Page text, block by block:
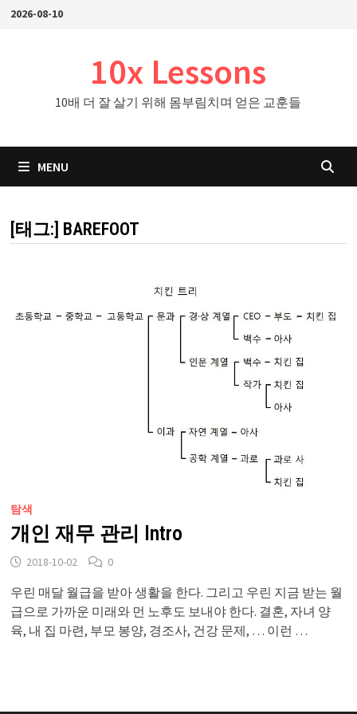
Skip2026-08-10
10x Lessons
10배 더 잘 살기 위해 몸부림치며 얻은 교훈들
MENU
[태그:] BAREFOOT
탐색
개인 재무 관리 Intro
2018-10-02 0
우린 매달 월급을 받아 생활을 한다. 그리고 우린 지금 받는 월
급으로 가까운 미래와 먼 노후도 보내야 한다. 결혼, 자녀 양
육, 내 집 마련, 부모 봉양, 경조사, 건강 문제, … 이런 …